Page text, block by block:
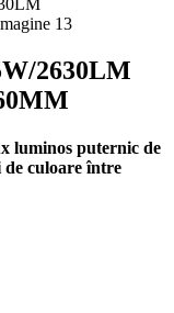
2630LM
luminos puternic de
de culoare între